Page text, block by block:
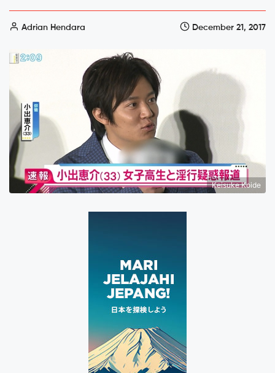
Adrian Hendara December 21, 2017
Keisuke Koide